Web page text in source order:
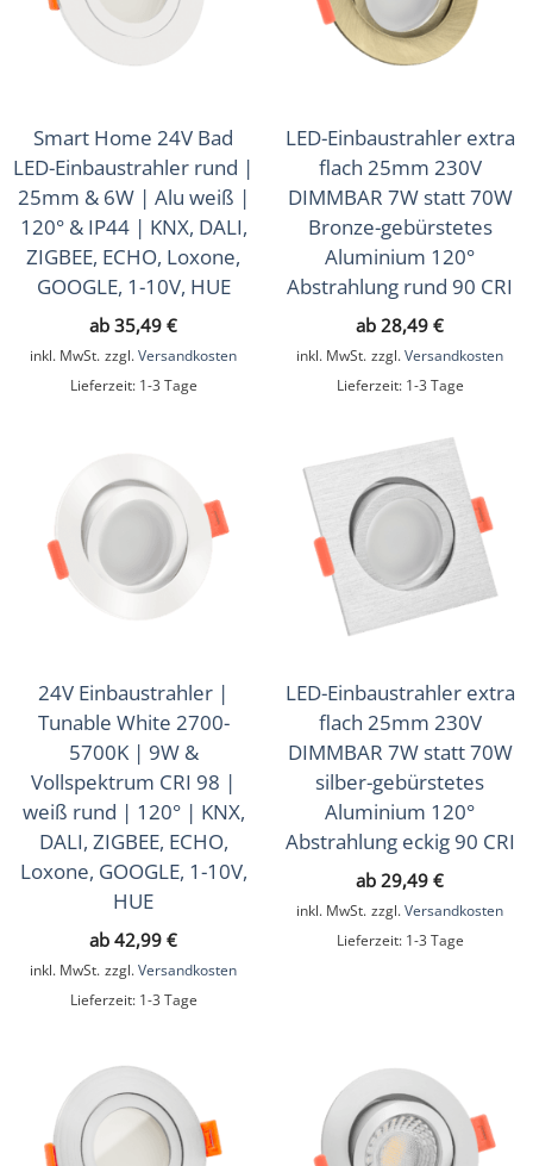
LED-Leuchtmittel
Zubehör (43)
Sale (16)
Musterkoffer (4)
Geschenkgutscheine (1)
Smart Home 24V Bad
LED-Einbaustrahler rund |
25mm & 6W | Alu weiß |
120° & IP44 | KNX, DALI,
ZIGBEE, ECHO, Loxone,
GOOGLE, 1-10V, HUE
ab 35,49 €
inkl. MwSt. zzgl. Versandkosten
Lieferzeit: 1-3 Tage
LED-Einbaustrahler extra
flach 25mm 230V
DIMMBAR 7W statt 70W
Bronze-gebürstetes
Aluminium 120°
Abstrahlung rund 90 CRI
ab 28,49 €
inkl. MwSt. zzgl. Versandkosten
Lieferzeit: 1-3 Tage
24V Einbaustrahler |
Tunable White 2700-
5700K | 9W &
Vollspektrum CRI 98 |
weiß rund | 120° | KNX,
DALI, ZIGBEE, ECHO,
Loxone, GOOGLE, 1-10V,
HUE
ab 42,99 €
inkl. MwSt. zzgl. Versandkosten
Lieferzeit: 1-3 Tage
LED-Einbaustrahler extra
flach 25mm 230V
DIMMBAR 7W statt 70W
silber-gebürstetes
Aluminium 120°
Abstrahlung eckig 90 CRI
ab 29,49 €
inkl. MwSt. zzgl. Versandkosten
Lieferzeit: 1-3 Tage